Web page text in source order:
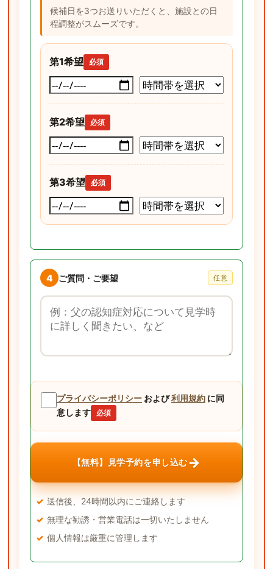
候補日を3つお送りいただくと、施設との日
程調整がスムーズです。
第1希望 必須
第2希望 必須
第3希望 必須
4 ご質問・ご要望 任意
ご質問・ご要望
プライバシーポリシー および利用規約 に同
意します
必須
【無料】見学予約を申し込む→
送信後、24時間以内にご連絡します
無理な勧誘・営業電話は一切いたしません
個人情報は厳重に管理します